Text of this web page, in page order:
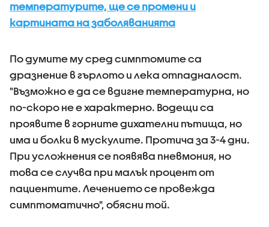
температурите, ще се промени и
картината на заболяванията
По думите му сред симптомите са
дразнение в гърлото и лека отпадналост.
"Възможно е да се вдигне температурна, но
по-скоро не е характерно. Водещи са
проявите в горните дихателни пътища, но
има и болки в мускулите. Протича за 3-4 дни.
При усложнения се появява пневмония, но
това се случва при малък процент от
пациентите. Лечението се провежда
симптоматично", обясни той.